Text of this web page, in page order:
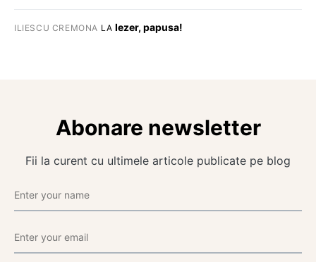
ILIESCU CREMONA LA Iezer, papusa!
Abonare newsletter
Fii la curent cu ultimele articole publicate pe blog